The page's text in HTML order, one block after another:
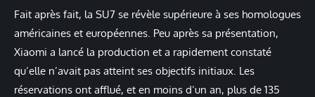
Fait après fait, la SU7 se révèle supérieure à ses homologues
américaines et européennes. Peu après sa présentation,
Xiaomi a lancé la production et a rapidement constaté
qu’elle n’avait pas atteint ses objectifs initiaux. Les
réservations ont afflué, et en moins d’un an, plus de 135